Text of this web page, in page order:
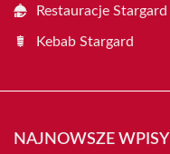
Restauracje Stargard
Kebab Stargard
NAJNOWSZE WPISY